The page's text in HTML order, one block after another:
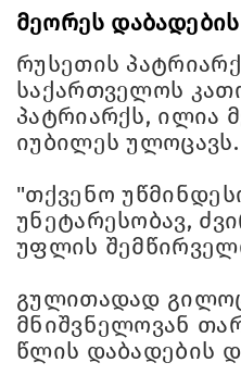
მეორეს
რუსეთის
საქართველოს
პატრიარქს, ილია
იუბილეს ულოცავს.
"თქვენო
უნეტარესობავ,
უფლის
გულითადად
მნიშვნელოვან
წლის დაბადების